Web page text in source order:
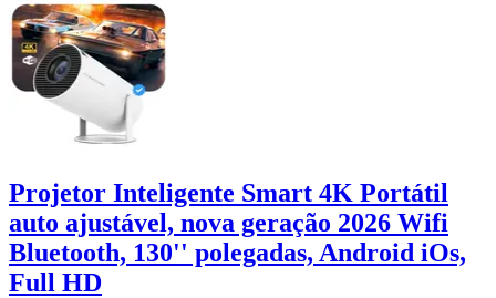
Projetor Inteligente Smart 4K Portátil
auto ajustável, nova geração 2026 Wifi
Bluetooth, 130'' polegadas, Android iOs,
Full HD